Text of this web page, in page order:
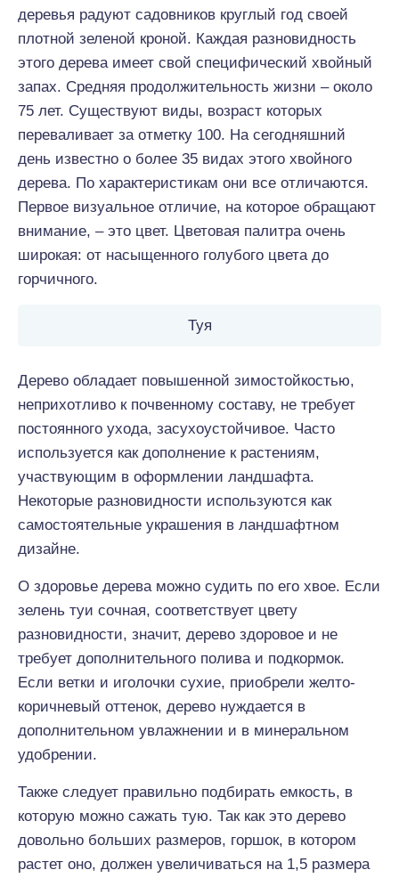
деревья радуют садовников круглый год своей
плотной зеленой кроной. Каждая разновидность
этого дерева имеет свой специфический хвойный
запах. Средняя продолжительность жизни – около
75 лет. Существуют виды, возраст которых
переваливает за отметку 100. На сегодняшний
день известно о более 35 видах этого хвойного
дерева. По характеристикам они все отличаются.
Первое визуальное отличие, на которое обращают
внимание, – это цвет. Цветовая палитра очень
широкая: от насыщенного голубого цвета до
горчичного.
Туя
Дерево обладает повышенной зимостойкостью,
неприхотливо к почвенному составу, не требует
постоянного ухода, засухоустойчивое. Часто
используется как дополнение к растениям,
участвующим в оформлении ландшафта.
Некоторые разновидности используются как
самостоятельные украшения в ландшафтном
дизайне.
О здоровье дерева можно судить по его хвое. Если
зелень туи сочная, соответствует цвету
разновидности, значит, дерево здоровое и не
требует дополнительного полива и подкормок.
Если ветки и иголочки сухие, приобрели желто-
коричневый оттенок, дерево нуждается в
дополнительном увлажнении и в минеральном
удобрении.
Также следует правильно подбирать емкость, в
которую можно сажать тую. Так как это дерево
довольно больших размеров, горшок, в котором
растет оно, должен увеличиваться на 1,5 размера